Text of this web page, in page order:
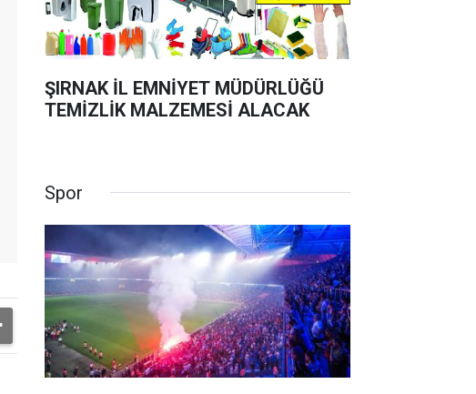
ŞIRNAK İL EMNİYET MÜDÜRLÜĞÜ
TEMİZLİK MALZEMESİ ALACAK
Spor